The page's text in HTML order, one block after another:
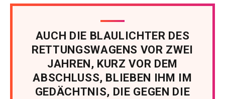
AUCH DIE BLAULICHTER DES
RETTUNGSWAGENS VOR ZWEI
JAHREN, KURZ VOR DEM
ABSCHLUSS, BLIEBEN IHM IM
GEDÄCHTNIS, DIE GEGEN DIE